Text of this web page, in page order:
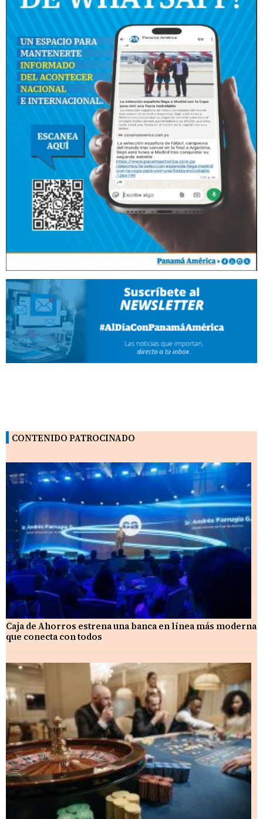
CONTENIDO PATROCINADO
Caja de Ahorros estrena una banca en línea más moderna
que conecta con todos